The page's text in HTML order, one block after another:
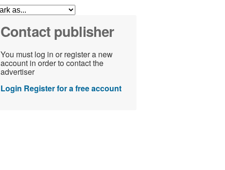
Contact publisher
You must log in or register a new
account in order to contact the
advertiser
Login Register for a free account